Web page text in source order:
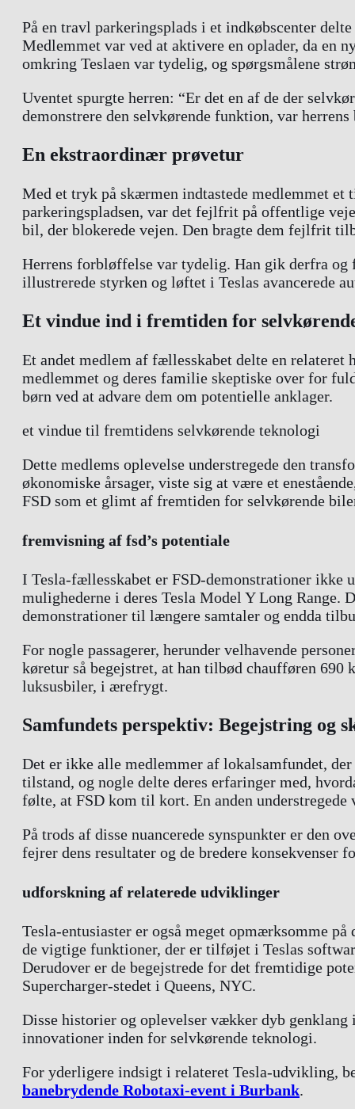
På en travl parkeringsplads i et indkøbscenter
Medlemmet var ved at aktivere en oplader, da en
omkring Teslaen var tydelig, og spørgsmålene
Uventet spurgte herren: “Er det en af de der
demonstrere den selvkørende funktion, var
En ekstraordinær prøvetur
Med et tryk på skærmen indtastede medlemmet
parkeringspladsen, var det fejlfrit på offentlige
bil, der blokerede vejen. Den bragte dem fejlfrit
Herrens forbløffelse var tydelig. Han gik derfra
illustrerede styrken og løftet i Teslas avancerede
Et vindue ind i fremtiden for
Et andet medlem af fællesskabet delte en relateret
medlemmet og deres familie skeptiske over for
børn ved at advare dem om potentielle anklager.
et vindue til fremtidens selvkørende teknologi
Dette medlems oplevelse understregede den
økonomiske årsager, viste sig at være et
FSD som et glimt af fremtiden for selvkørende
fremvisning af fsd’s potentiale
I Tesla-fællesskabet er FSD-demonstrationer ikke
mulighederne i deres Tesla Model Y Long Range.
demonstrationer til længere samtaler og endda
For nogle passagerer, herunder velhavende
køretur så begejstret, at han tilbød chaufføren
luksusbiler, i ærefrygt.
Samfundets perspektiv: Begejstring og
Det er ikke alle medlemmer af lokalsamfundet,
tilstand, og nogle delte deres erfaringer med,
følte, at FSD kom til kort. En anden
På trods af disse nuancerede synspunkter er den
fejrer dens resultater og de bredere konsekvenser
udforskning af relaterede udviklinger
Tesla-entusiaster er også meget opmærksomme
de vigtige funktioner, der er tilføjet i Teslas
Derudover er de begejstrede for det fremtidige
Supercharger-stedet i Queens, NYC.
Disse historier og oplevelser vækker dyb
innovationer inden for selvkørende teknologi.
For yderligere indsigt i relateret Tesla-udvikling,
banebrydende Robotaxi-event i Burbank.